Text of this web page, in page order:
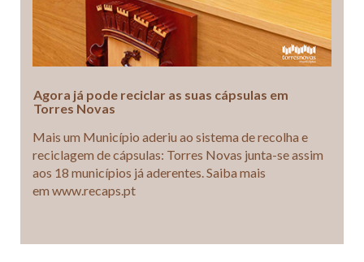
Agora já pode reciclar as suas cápsulas em
Torres Novas
Mais um Município aderiu ao sistema de recolha e
reciclagem de cápsulas: Torres Novas junta-se assim
aos 18 municípios já aderentes. Saiba mais
em www.recaps.pt